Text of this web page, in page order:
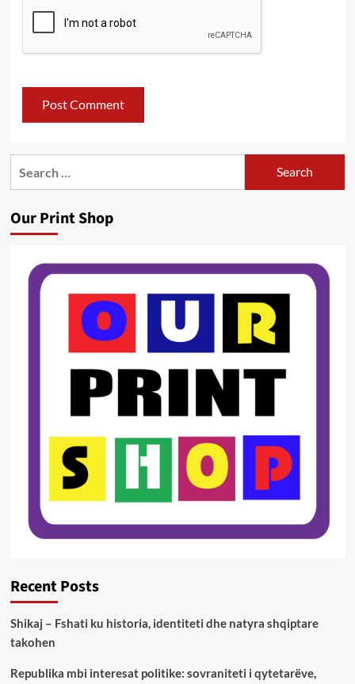
Our Print Shop
Recent Posts
Shikaj – Fshati ku historia, identiteti dhe natyra shqiptare
takohen
Republika mbi interesat politike: sovraniteti i qytetarëve,